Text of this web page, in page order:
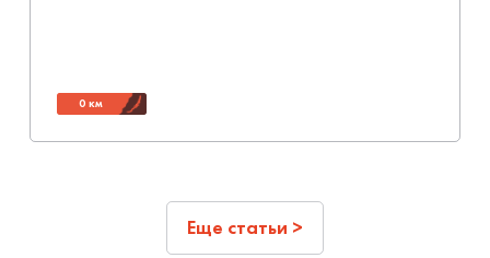
0 км
Еще статьи >